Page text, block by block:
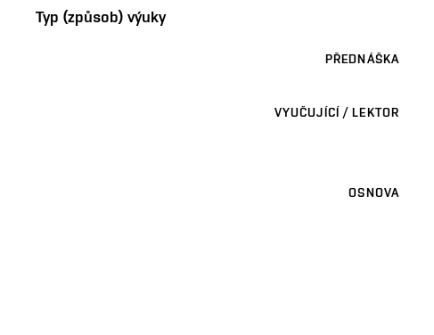
Typ (způsob) výuky
PŘEDNÁŠKA
VYUČUJÍCÍ / LEKTOR
OSNOVA